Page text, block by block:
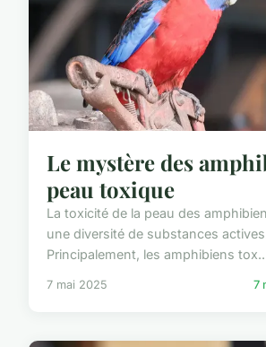
Le mystère des
peau toxique
La toxicité de la peau des
une diversité de substances
Principalement, les amphibiens
7 mai 2025 7